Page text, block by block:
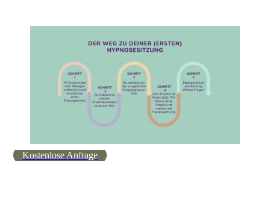
Kostenlose Anfrage